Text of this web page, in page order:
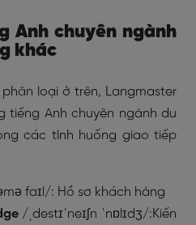
Anh chuyên ngành
khác
loại ở trên, Langmaster
tiếng Anh chuyên ngành du
các tình huống giao tiếp
faɪl/: Hồ sơ khách hàng
/ˌdestɪˈneɪʃn ˈnɒlɪdʒ/:Kiến